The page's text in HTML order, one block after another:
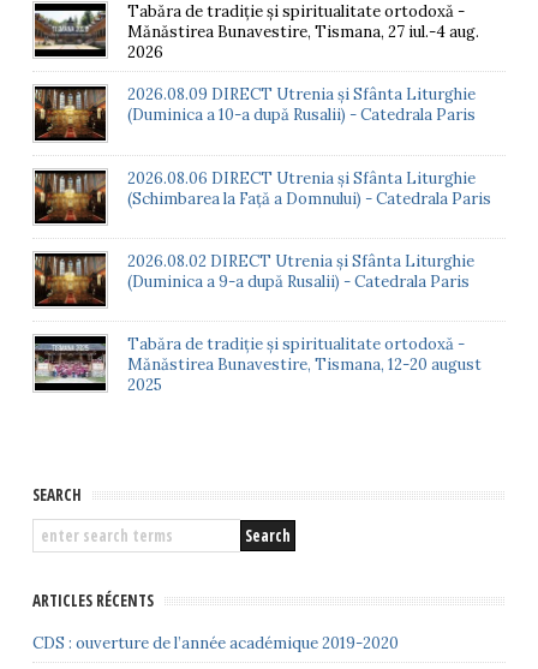
Tabăra de tradiție și spiritualitate ortodoxă -
Mănăstirea Bunavestire, Tismana, 27 iul.-4 aug.
2026
2026.08.09 DIRECT Utrenia și Sfânta Liturghie
(Duminica a 10-a după Rusalii) - Catedrala Paris
2026.08.06 DIRECT Utrenia și Sfânta Liturghie
(Schimbarea la Față a Domnului) - Catedrala Paris
2026.08.02 DIRECT Utrenia și Sfânta Liturghie
(Duminica a 9-a după Rusalii) - Catedrala Paris
Tabăra de tradiție și spiritualitate ortodoxă -
Mănăstirea Bunavestire, Tismana, 12-20 august
2025
SEARCH
ARTICLES RÉCENTS
CDS : ouverture de l’année académique 2019-2020